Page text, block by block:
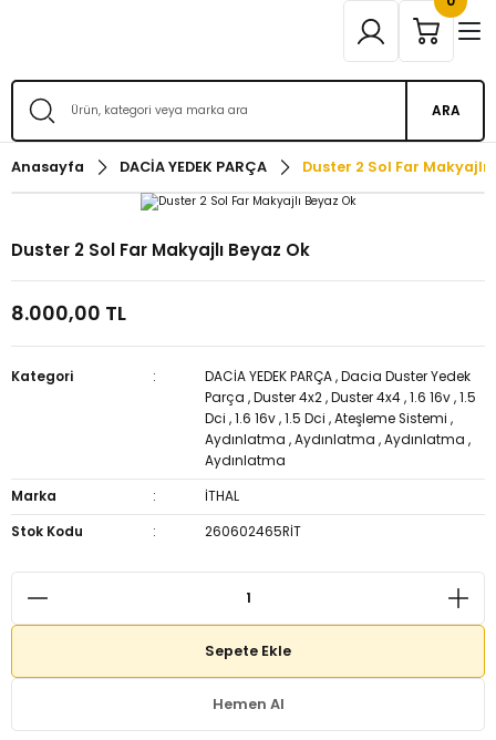
ARA
Anasayfa DACİA YEDEK PARÇA Duster 2 Sol Far Makyajlı
Duster 2 Sol Far Makyajlı Beyaz Ok
8.000,00 TL
Kategori DACİA YEDEK PARÇA ,Dacia Duster Yedek
Parça ,Duster 4x2 ,Duster 4x4 ,1.6 16v ,1.5
Dci ,1.6 16v ,1.5 Dci ,Ateşleme Sistemi ,
Aydınlatma ,Aydınlatma ,Aydınlatma ,
Aydınlatma
Marka
İTHAL
Stok Kodu
260602465RİT
Sepete Ekle
Hemen Al